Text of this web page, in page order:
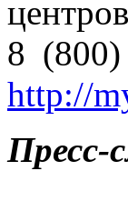
8 (800)
http://
Пресс-